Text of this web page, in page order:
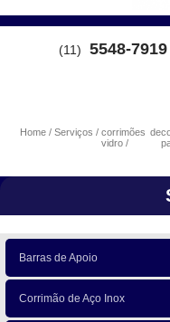
(11) 5548-7919
Home Serviços
corrimões de
vidro
Barras de Apoio
Corrimão de Aço Inox